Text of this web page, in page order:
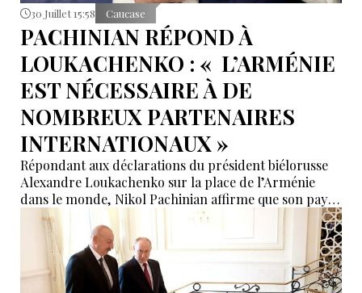
30 Juillet 15:58 Caucase
PACHINIAN RÉPOND À
LOUKACHENKO : « L’ARMÉNIE
EST NÉCESSAIRE À DE
NOMBREUX PARTENAIRES
INTERNATIONAUX »
Répondant aux déclarations du président biélorusse
Alexandre Loukachenko sur la place de l’Arménie
dans le monde, Nikol Pachinian affirme que son pays
suscite l’intérêt de nombreux acteurs internationaux.
Le Premier ministre arménien met en avant une
politique étrangère « multivectorielle » fondée sur le
développement de partenariats avec différentes
puissances régionales et mondiales.